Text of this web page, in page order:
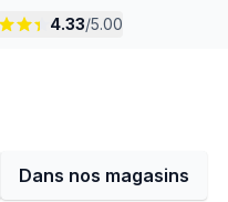
4.33/5.00
Dans nos magasins